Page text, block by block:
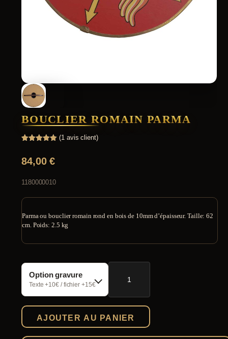
BOUCLIER ROMAIN PARMA
basé sur
notation
(1 avis client)
84,00€
1180000010
Parma ou bouclier romain rond en bois de 10mm d’épaisseur. Taille: 62
cm. Poids: 2.5 kg
Option gravure
Texte +10€ / fichier +15€
quantité
Bouclier
romain
AJOUTER AU PANIER